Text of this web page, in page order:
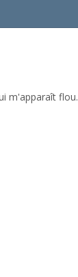
m'apparaît flou.